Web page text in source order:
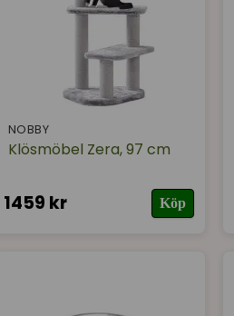
NOBBY
Klösmöbel Zera, 97 cm
1459 kr Köp